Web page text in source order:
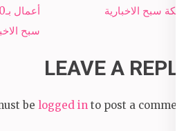
سبح
شبكة سبح الاخبارية
LEAVE A REPLY
be logged in to post a comment.